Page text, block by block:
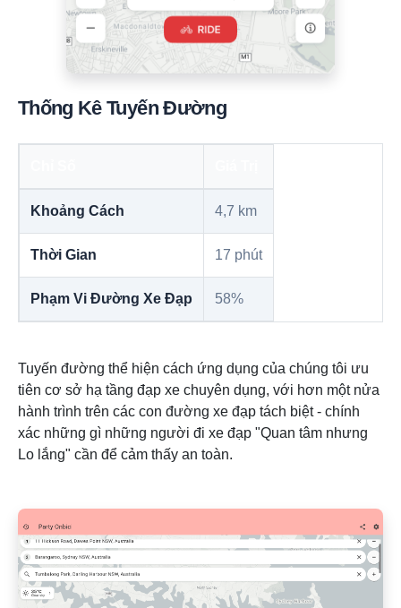
Thống Kê Tuyến Đường
Khoảng Cách 4,7 km
Thời Gian 17 phút
Phạm Vi Đường Xe Đạp 58%
Tuyến đường thể hiện cách ứng dụng của chúng tôi ưu
tiên cơ sở hạ tầng đạp xe chuyên dụng, với hơn một nửa
hành trình trên các con đường xe đạp tách biệt - chính
xác những gì những người đi xe đạp "Quan tâm nhưng
Lo lắng" cần để cảm thấy an toàn.